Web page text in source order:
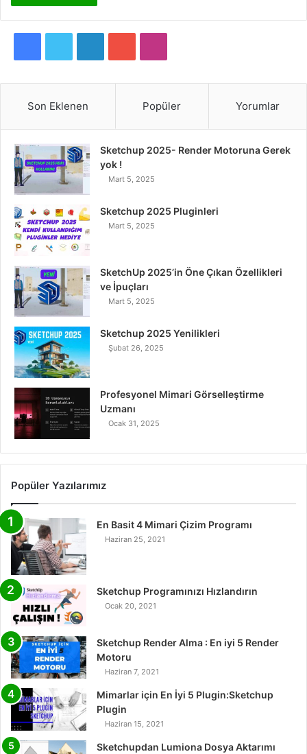
c
e
b
o
o
k
i
t
t
e
r
k
e
T
u
b
e
s
t
a
r
m
Son Eklenen Popüler Yorumlar
Sketchup 2025- Render Motoruna Gerek
yok !
Mart 5, 2025
Sketchup 2025 Pluginleri
Mart 5, 2025
SketchUp 2025’in Öne Çıkan Özellikleri
ve İpuçları
Mart 5, 2025
Sketchup 2025 Yenilikleri
Şubat 26, 2025
Profesyonel Mimari Görselleştirme
Uzmanı
Ocak 31, 2025
Popüler Yazılarımız
En Basit 4 Mimari Çizim Programı
Haziran 25, 2021
Sketchup Programınızı Hızlandırın
Ocak 20, 2021
Sketchup Render Alma : En iyi 5 Render
Motoru
Haziran 7, 2021
Mimarlar için En İyi 5 Plugin:Sketchup
Plugin
Haziran 15, 2021
Sketchupdan Lumiona Dosya Aktarımı